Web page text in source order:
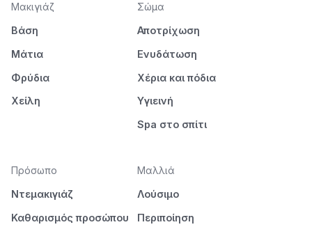
Μακιγιάζ
Βάση
Μάτια
Φρύδια
Χείλη
Σώμα
Αποτρίχωση
Ενυδάτωση
Χέρια και πόδια
Υγιεινή
Spa στο σπίτι
Πρόσωπο
Ντεμακιγιάζ
Καθαρισμός προσώπου
Μαλλιά
Λούσιμο
Περιποίηση